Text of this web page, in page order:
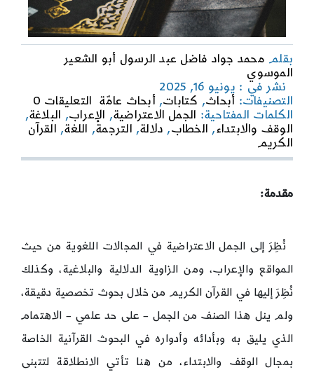
بقلم محمد جواد فاضل عبد الرسول أبو الشعير
الموسوي
نشر في : يونيو 16, 2025
التصنيفات: أبحاث, كتابات,أبحاث عامّة التعليقات 0
الجمل
القرآن
الكلمات المفتاحية: الجمل الاعتراضية, الإعراب, البلاغة,
الوقف والابتداء, الخطاب, دلالة, الترجمة, اللغة, القرآن
الكريم
مقدمة:
نُظِرَ إلى الجمل الاعتراضية في المجالات اللغوية من حيث
المواقع والإعراب، ومن الزاوية الدلالية والبلاغية، وكذلك
نُظِرَ إليها في القرآن الكريم من خلال بحوث تخصصية دقيقة،
ولم ينل هذا الصنف من الجمل – على حد علمي – الاهتمام
الذي يليق به وبأدائه وأدواره في البحوث القرآنية الخاصة
بمجال الوقف والابتداء، من هنا تأتي الانطلاقة لتتبنى